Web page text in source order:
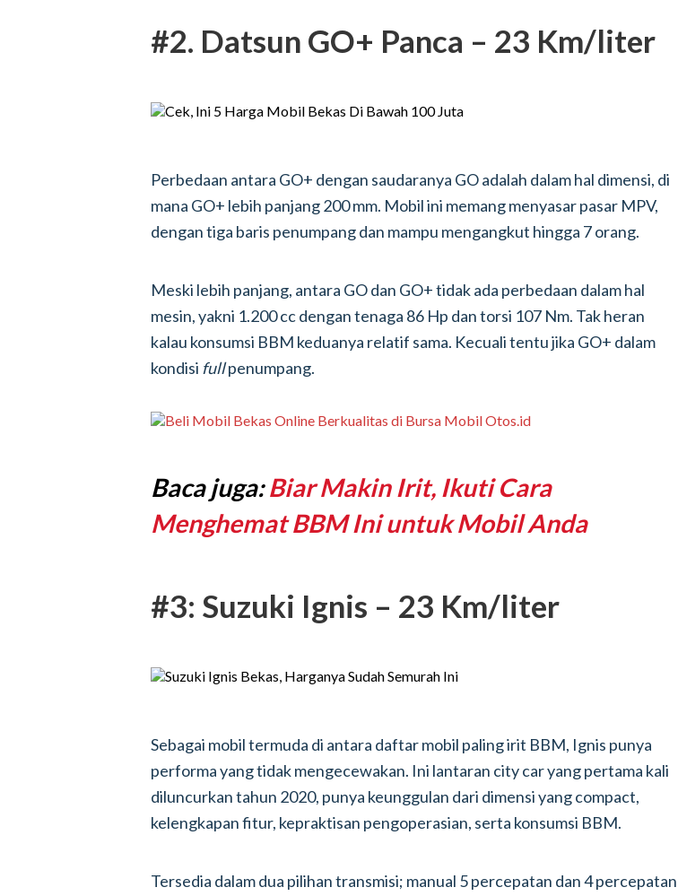
#2. Datsun GO+ Panca – 23 Km/liter
Perbedaan antara GO+ dengan saudaranya GO adalah dalam hal dimensi, di
mana GO+ lebih panjang 200 mm. Mobil ini memang menyasar pasar MPV,
dengan tiga baris penumpang dan mampu mengangkut hingga 7 orang.
Meski lebih panjang, antara GO dan GO+ tidak ada perbedaan dalam hal
mesin, yakni 1.200 cc dengan tenaga 86 Hp dan torsi 107 Nm. Tak heran
kalau konsumsi BBM keduanya relatif sama. Kecuali tentu jika GO+ dalam
kondisi fullpenumpang.
Baca juga:Biar Makin Irit, Ikuti Cara
Menghemat BBM Ini untuk Mobil Anda
#3: Suzuki Ignis – 23 Km/liter
Sebagai mobil termuda di antara daftar mobil paling irit BBM, Ignis punya
performa yang tidak mengecewakan. Ini lantaran city car yang pertama kali
diluncurkan tahun 2020, punya keunggulan dari dimensi yang compact,
kelengkapan fitur, kepraktisan pengoperasian, serta konsumsi BBM.
Tersedia dalam dua pilihan transmisi; manual 5 percepatan dan 4 percepatan